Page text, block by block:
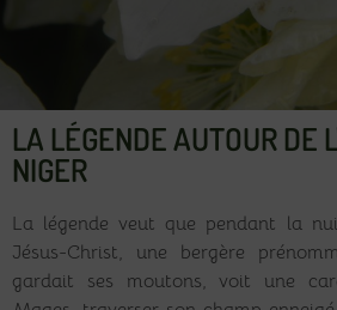
LA LÉGENDE AUTOUR DE
NIGER
La légende veut que pendant la
Jésus-Christ, une bergère
gardait ses moutons, voit une